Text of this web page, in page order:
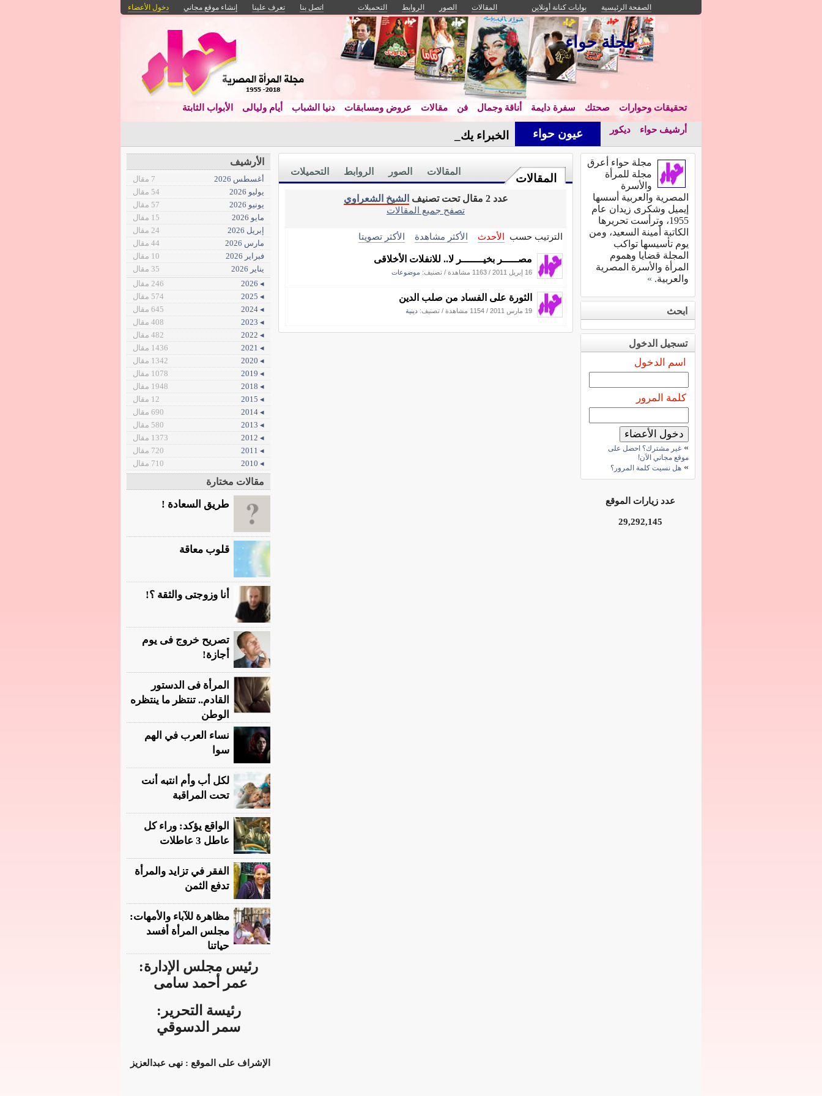
الصفحة الرئيسية بوابات كنانة أونلاين المقالات الصور الروابط التحميلات اتصل بنا تعرف علينا إنشاء موقع مجاني دخول الأعضاء
مجلة حواء
تحقيقات وحوارات صحتك سفرة دايمة أناقة وجمال فن مقالات عروض ومسابقات دنيا الشباب أيام وليالى الأبواب الثابتة
أرشيف حواء ديكور عيون حواء الخبراء يكشفون: أس_
المقالات
التحميلات الروابط الصور المقالات
عدد 2 مقال تحت تصنيف
الشيخ الشعراوي
تصفح جميع المقالات
الترتيب حسب الأحدث الأكثر مشاهدة الأكثر تصويتا
مصـــــر بخيـــــــر لا.. للانفلات الأخلاقى
16 إبريل 2011 / 1163 مشاهدة / تصنيف: موضوعات
الثورة على الفساد من صلب الدين
19 مارس 2011 / 1154 مشاهدة / تصنيف: دينية
مجلة حواء أعرق
مجلة للمرأة
والأسرة
المصرية والعربية أسسها
إيميل وشكرى زيدان عام
1955، وترأست تحريرها
الكاتبة أمينة السعيد، ومن
يوم تأسيسها تواكب
المجلة قضايا وهموم
المرأة والأسرة المصرية
والعربية. »
ابحث
تسجيل الدخول
اسم الدخول
كلمة المرور
» غير مشترك؟ احصل على
موقع مجاني الآن!
» هل نسيت كلمة المرور؟
عدد زيارات الموقع
29,292,145
الأرشيف
أغسطس 2026
7 مقال
يوليو 2026
54 مقال
يونيو 2026
57 مقال
مايو 2026
15 مقال
إبريل 2026
24 مقال
مارس 2026
44 مقال
فبراير 2026
10 مقال
يناير 2026
35 مقال
◂ 2026
246 مقال
◂ 2025
574 مقال
◂ 2024
645 مقال
◂ 2023
408 مقال
◂ 2022
482 مقال
◂ 2021
1436 مقال
◂ 2020
1342 مقال
◂ 2019
1078 مقال
◂ 2018
1948 مقال
◂ 2015
12 مقال
◂ 2014
690 مقال
◂ 2013
580 مقال
◂ 2012
1373 مقال
◂ 2011
720 مقال
◂ 2010
710 مقال
مقالات مختارة
طريق السعادة !
قلوب معاقة
أنا وزوجتى والثقة ؟!
تصريح خروج فى يوم
أجازة!
المرأة فى الدستور
القادم.. تنتظر ما ينتظره
الوطن
نساء العرب في الهم
سوا
لكل أب وأم انتبه أنت
تحت المراقبة
الواقع يؤكد: وراء كل
عاطل 3 عاطلات
الفقر في تزايد والمرأة
تدفع الثمن
مظاهرة للآباء والأمهات:
مجلس المرأة أفسد
حياتنا
رئيس مجلس الإدارة:
عمر أحمد سامى
رئيسة التحرير:
سمر الدسوقي
الإشراف على الموقع : نهى عبدالعزيز